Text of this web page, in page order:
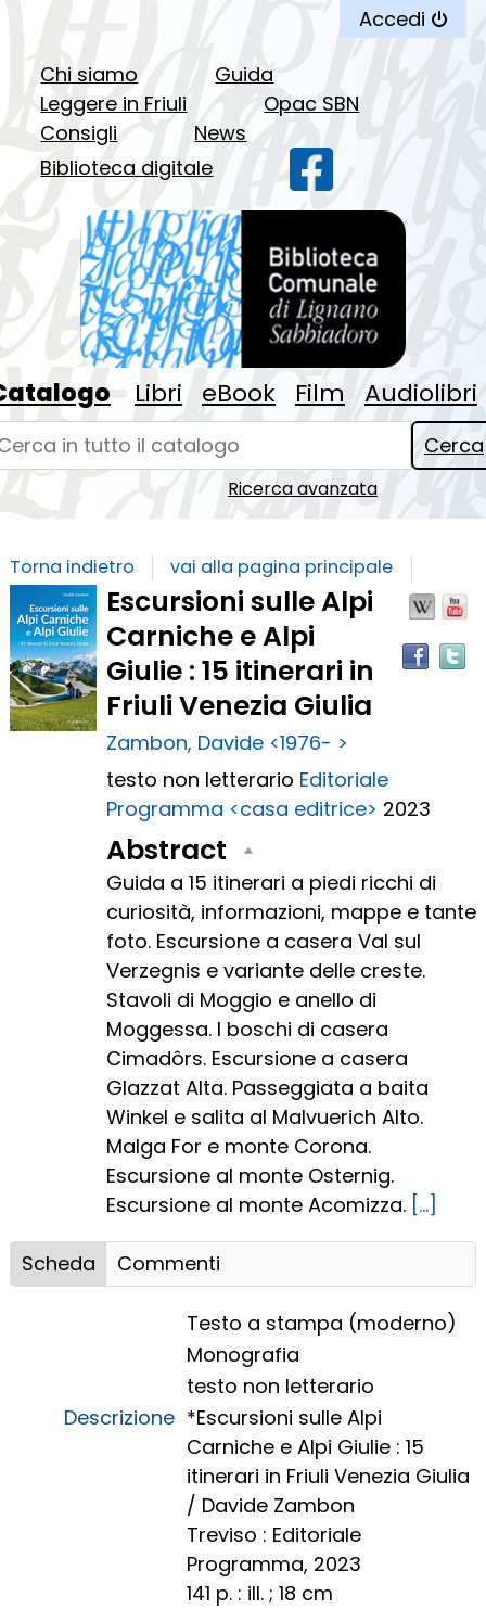
Accedi
Chi siamo
Guida
Leggere in Friuli
Opac SBN
Consigli
News
Biblioteca digitale
facebook
Libri eBook Film Audiolibri
su "Catalogo" Cerca
Ricerca avanzata
Torna indietro vai alla pagina principale
Dettaglio
del
documento
Escursioni sulle Alpi
Carniche e Alpi
Giulie : 15 itinerari in
Friuli Venezia Giulia
Zambon, Davide <1976- >
testo non letterario Editoriale
Programma <casa editrice> 2023
Abstract
Guida a 15 itinerari a piedi ricchi di
curiosità, informazioni, mappe e tante
foto. Escursione a casera Val sul
Verzegnis e variante delle creste.
Stavoli di Moggio e anello di
Moggessa. I boschi di casera
Cimadôrs. Escursione a casera
Glazzat Alta. Passeggiata a baita
Winkel e salita al Malvuerich Alto.
Malga For e monte Corona.
Escursione al monte Osternig.
Escursione al monte Acomizza. [...]
Scheda Commenti
Testo a stampa (moderno)
Monografia
testo non letterario
Descrizione *Escursioni sulle Alpi
Carniche e Alpi Giulie : 15
itinerari in Friuli Venezia Giulia
/ Davide Zambon
Treviso : Editoriale
Programma, 2023
141 p. : ill. ; 18 cm